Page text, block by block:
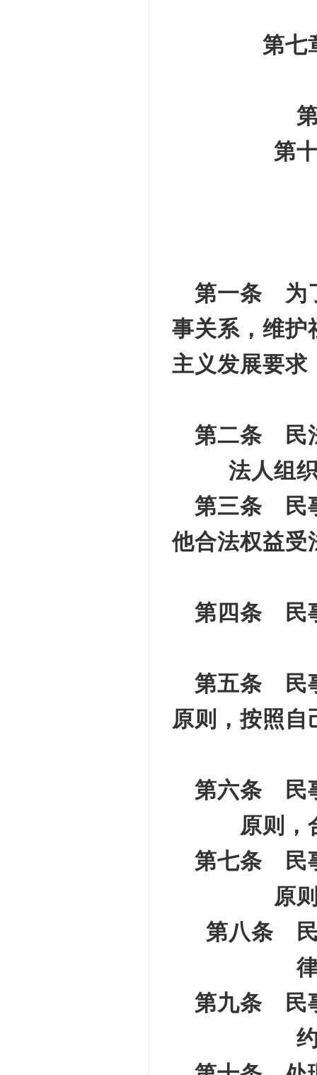
第七
第
第一条 为
事关系，维护
主义发展要求
第二条 民
法人组
第三条 民
他合法权益受
第四条 民
第五条 民
原则，按照自
第六条 民
原则，
第七条 民
原
第八条 民
第九条 民